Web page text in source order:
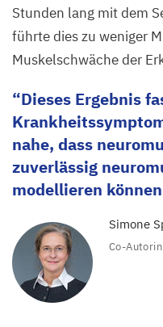
Stunden lang mit dem
führte dies zu weniger
Muskelschwäche der
Dieses Ergebnis
nahe, dass
zuverlässig
modellieren
Simone
Co-